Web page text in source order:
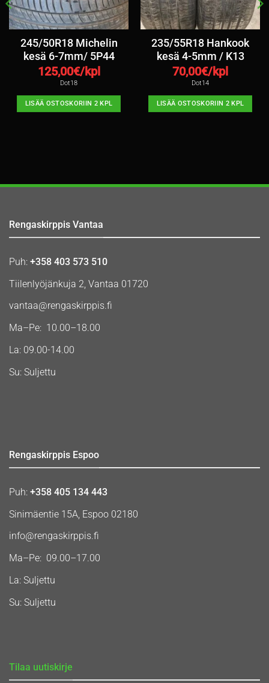
245/50R18 Michelin
kesä 6-7mm/ 5P44
125,00€/kpl
Dot18
LISÄÄ OSTOSKORIIN 2 KPL
235/55R18 Hankook
kesä 4-5mm / K13
70,00€/kpl
Dot14
LISÄÄ OSTOSKORIIN 2 KPL
Rengaskirppis Vantaa
Puh: +358 403 573 510
Tiilenlyöjänkuja 2, Vantaa 01720
vantaa@rengaskirppis.fi
Ma–Pe: 10.00–18.00
La: 09.00-14.00
Su: Suljettu
Rengaskirppis Espoo
Puh: +358 405 134 443
Sinimäentie 15A, Espoo 02180
info@rengaskirppis.fi
Ma–Pe: 09.00–17.00
La: Suljettu
Su: Suljettu
Tilaa uutiskirje